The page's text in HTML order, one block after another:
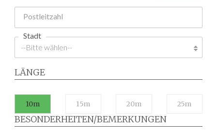
Postleitzahl
Stadt
LÄNGE
10m 15m 20m 25m
BESONDERHEITEN/BEMERKUNGEN